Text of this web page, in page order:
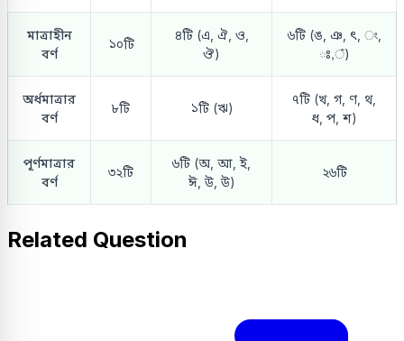
মাত্রাহীন
বর্ণ
১০টি
৪টি (এ, ঐ, ও,
ঔ)
৬টি (ঙ, ঞ, ৎ, ং,
ঃ,ঁ)
অর্ধমাত্রার
বর্ণ
৮টি ১টি (ঋ)
৭টি (খ, গ, ণ, থ,
ধ, প, শ)
পূর্ণমাত্রার
বর্ণ
৩২টি
৬টি (অ, আ, ই,
ঈ, উ, উ)
২৬টি
Related Question